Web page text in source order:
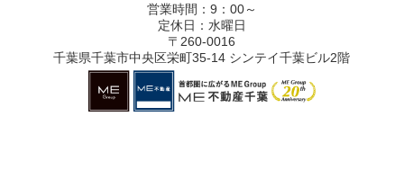
営業時間：9：00～
定休日：水曜日
〒260-0016
千葉県千葉市中央区栄町35-14 シンテイ千葉ビル2階